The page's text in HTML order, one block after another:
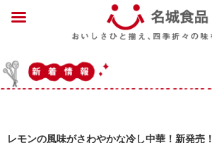
レモンの風味がさわやかな冷し中華！新発売！